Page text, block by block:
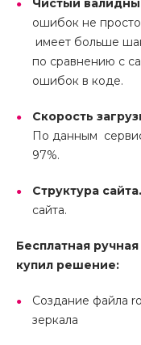
Чистый
ошибок не
имеет больше
по сравнению с
ошибок в коде.
Скорость
По данным
97%.
Структура сайта.
сайта.
Бесплатная
купил решение:
Создание файла
зеркала